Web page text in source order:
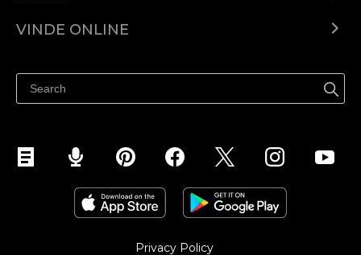
Prețuri
VINDE ONLINE
Vinde pe Facebook
Vinde pe Instagram
Privacy Policy